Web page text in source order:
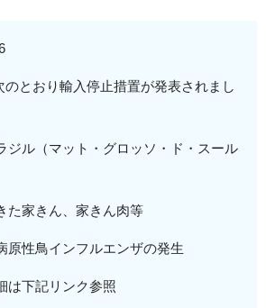
のとおり輸入停止措置が発表されまし
ジル （マット・グロッソ・ド・スール
家きん、家きん肉等
鳥インフルエンザの発生
記リンク参照